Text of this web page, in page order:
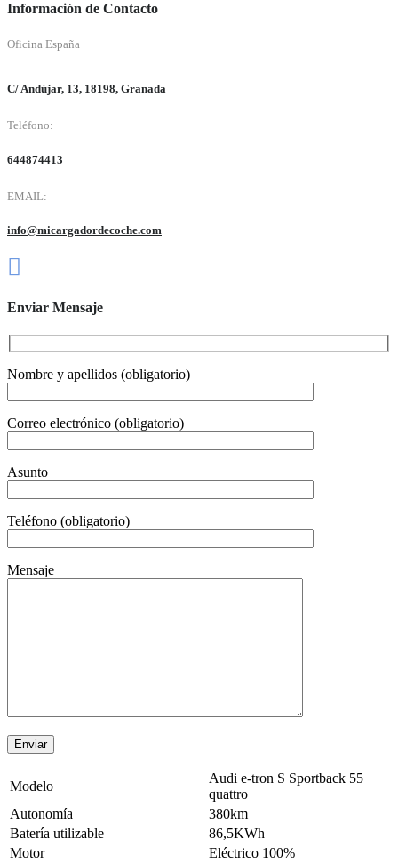
Información de Contacto
Oficina España
C/ Andújar, 13, 18198, Granada
Teléfono:
644874413
EMAIL:
info@micargadordecoche.com
Enviar Mensaje
Nombre y apellidos (obligatorio)
Correo electrónico (obligatorio)
Asunto
Teléfono (obligatorio)
Mensaje
Modelo
Audi e-tron S Sportback 55
quattro
Autonomía
380km
Batería utilizable
86,5KWh
Motor
Eléctrico 100%